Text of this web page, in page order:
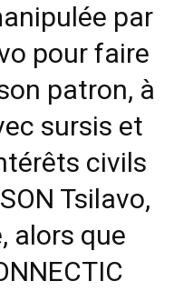
par
pour faire
patron, à
sursis et
civils
Tsilavo,
alors que